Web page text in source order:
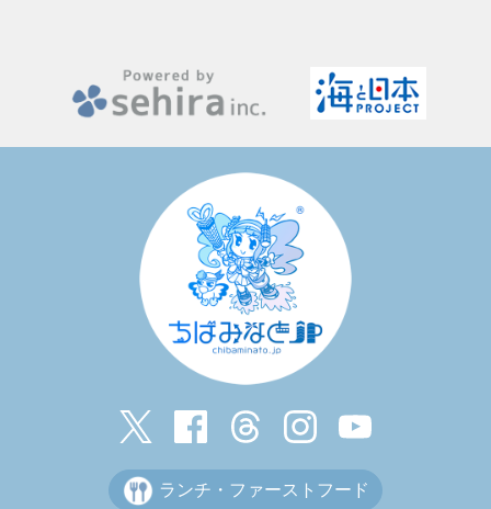
ランチ・ファーストフード